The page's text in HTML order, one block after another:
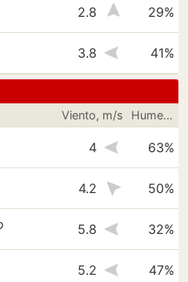
2.8 29%
3.8 41%
Viento, m/s Humedad
4 63%
4.2 50%
5.8 32%
5.2 47%